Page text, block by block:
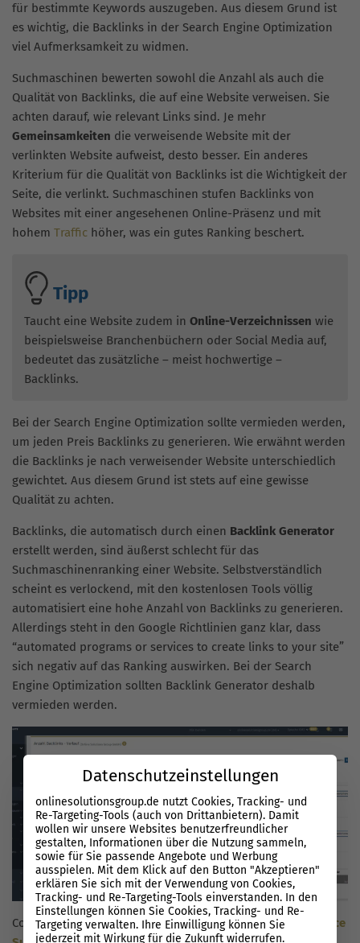
für bestimmte Keywords auszugeben. Aus diesem Grund ist
es wichtig, die Backlinks in der Search Engine Optimization
viel Aufmerksamkeit zu widmen.
Suchmaschinen bewerten sowohl die Anzahl als auch die
Qualität von Backlinks, die auf eine Website verweisen. Sie
achten darauf, wie relevant Links sind. Je mehr
Gemeinsamkeiten die verweisende Website mit der
verlinkten Website aufweist, desto besser. Ein anderes
Kriterium für die Qualität von Backlinks ist die Wichtigkeit der
Seite, die verlinkt. Suchmaschinen stufen Backlinks von
Websites mit einer angesehenen Online-Präsenz und mit
hohem Traffic höher, was ein gutes Ranking beschert.
Tipp
Taucht eine Website zudem in Online-Verzeichnissen wie
beispielsweise Branchenbüchern oder Social Media auf,
bedeutet das zusätzliche – meist hochwertige –
Backlinks.
Bei der Search Engine Optimization sollte vermieden werden,
um jeden Preis Backlinks zu generieren. Wie erwähnt werden
die Backlinks je nach verweisender Website unterschiedlich
gewichtet. Aus diesem Grund ist stets auf eine gewisse
Qualität zu achten.
Backlinks, die automatisch durch einen Backlink Generator
erstellt werden, sind äußerst schlecht für das
Suchmaschinenranking einer Website. Selbstverständlich
scheint es verlockend, mit den kostenlosen Tools völlig
automatisiert eine hohe Anzahl von Backlinks zu generieren.
Allerdings steht in den Google Richtlinien ganz klar, dass
“automated programs or services to create links to your site”
sich negativ auf das Ranking auswirken. Bei der Search
Engine Optimization sollten Backlink Generator deshalb
vermieden werden.
Copyright © OSG Performance SuiteMit derOSG Performance
Datenschutzeinstellungen
onlinesolutionsgroup.de nutzt Cookies, Tracking- und
Re-Targeting-Tools (auch von Drittanbietern). Damit
wollen wir unsere Websites benutzerfreundlicher
gestalten, Informationen über die Nutzung sammeln,
sowie für Sie passende Angebote und Werbung
ausspielen. Mit dem Klick auf den Button "Akzeptieren"
erklären Sie sich mit der Verwendung von Cookies,
Tracking- und Re-Targeting-Tools einverstanden. In den
Einstellungen können Sie Cookies, Tracking- und Re-
Targeting verwalten. Ihre Einwilligung können Sie
jederzeit mit Wirkung für die Zukunft widerrufen.